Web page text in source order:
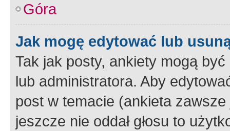
Góra
Jak mogę edytować lub
Tak jak posty, ankiety mogą
lub administratora. Aby
post w temacie (ankieta
jeszcze nie oddał głosu to